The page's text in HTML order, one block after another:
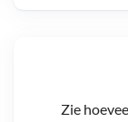
Zie